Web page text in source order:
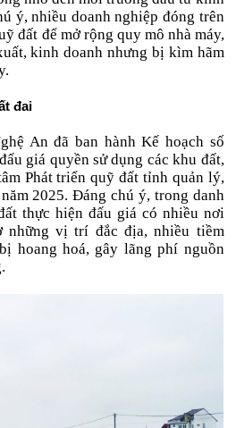
ý, nhiều doanh nghiệp đóng trên
đất để mở rộng quy mô nhà máy,
kinh doanh nhưng bị kìm hãm
đai
An đã ban hành Kế hoạch số
giá quyền sử dụng các khu đất,
Phát triển quỹ đất tỉnh quản lý,
2025. Đáng chú ý, trong danh
thực hiện đấu giá có nhiều nơi
những vị trí đắc địa, nhiều tiềm
hoang hoá, gây lãng phí nguồn